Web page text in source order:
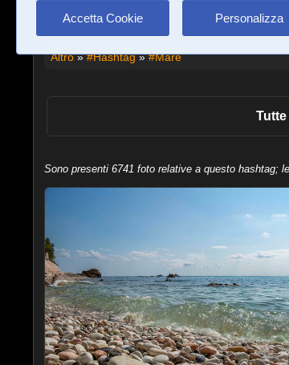
Accetta Cookie Personalizza
Altro»#Hashtag»#Mare
Sono presenti 6741 foto relative a questo hashtag;